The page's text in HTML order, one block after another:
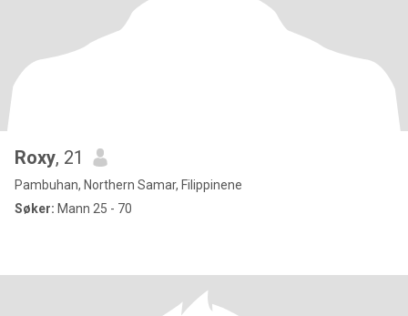
Roxy, 21
Pambuhan, Northern Samar, Filippinene
Søker: Mann 25 - 70